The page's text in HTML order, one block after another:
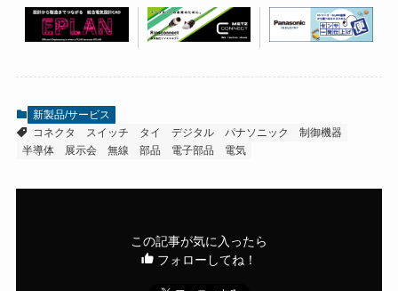
新製品/サービス
コネクタ
スイッチ タイ デジタル パナソニック
制御機器
半導体
展示会 無線 部品 電子部品 電気
この記事が気に入ったら
フォローしてね！